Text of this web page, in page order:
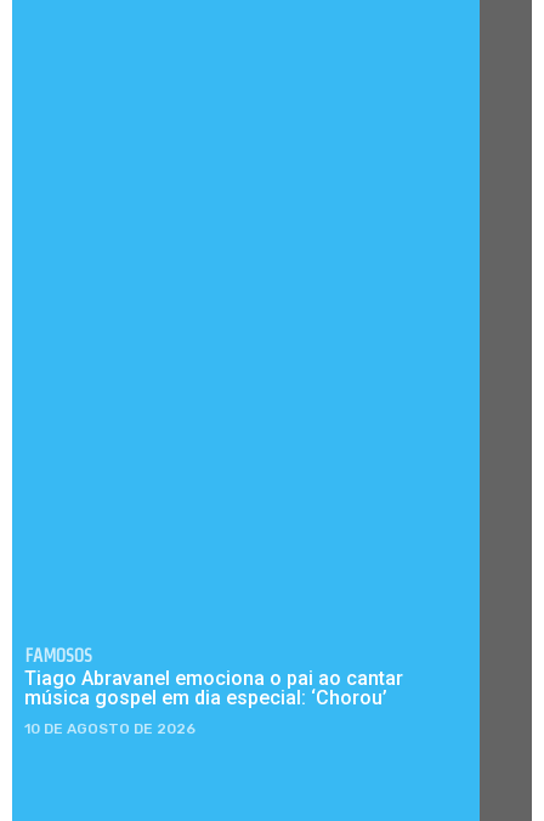
FAMOSOS
Tiago Abravanel emociona o pai ao cantar
música gospel em dia especial: ‘Chorou’
10 DE AGOSTO DE 2026